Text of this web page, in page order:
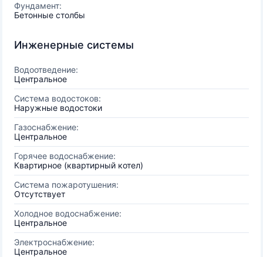
Фундамент:
Бетонные столбы
Инженерные системы
Водоотведение:
Центральное
Система водостоков:
Наружные водостоки
Газоснабжение:
Центральное
Горячее водоснабжение:
Квартирное (квартирный котел)
Система пожаротушения:
Отсутствует
Холодное водоснабжение:
Центральное
Электроснабжение:
Центральное